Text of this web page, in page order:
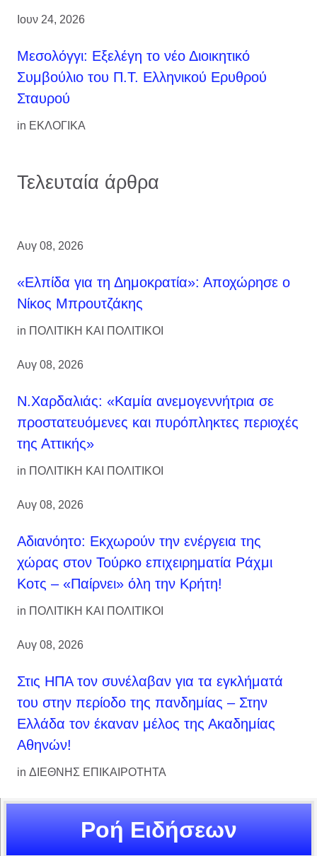
Ιουν 24, 2026
Μεσολόγγι: Εξελέγη το νέο Διοικητικό
Συμβούλιο του Π.Τ. Ελληνικού Ερυθρού
Σταυρού
in ΕΚΛΟΓΙΚΑ
Τελευταία άρθρα
Αυγ 08, 2026
«Ελπίδα για τη Δημοκρατία»: Αποχώρησε ο
Νίκος Μπρουτζάκης
in ΠΟΛΙΤΙΚΗ ΚΑΙ ΠΟΛΙΤΙΚΟΙ
Αυγ 08, 2026
Ν.Χαρδαλιάς: «Καμία ανεμογεννήτρια σε
προστατευόμενες και πυρόπληκτες περιοχές
της Αττικής»
in ΠΟΛΙΤΙΚΗ ΚΑΙ ΠΟΛΙΤΙΚΟΙ
Αυγ 08, 2026
Αδιανόητο: Εκχωρούν την ενέργεια της
χώρας στον Τούρκο επιχειρηματία Ράχμι
Κοτς – «Παίρνει» όλη την Κρήτη!
in ΠΟΛΙΤΙΚΗ ΚΑΙ ΠΟΛΙΤΙΚΟΙ
Αυγ 08, 2026
Στις ΗΠΑ τον συνέλαβαν για τα εγκλήματά
του στην περίοδο της πανδημίας – Στην
Ελλάδα τον έκαναν μέλος της Ακαδημίας
Αθηνών!
in ΔΙΕΘΝΗΣ ΕΠΙΚΑΙΡΟΤΗΤΑ
Ροή Ειδήσεων